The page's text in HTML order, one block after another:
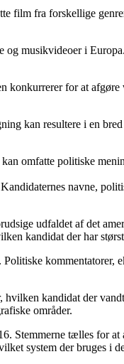
film fra forskellige
og musikvideoer i
for at
kan resultere i en
omfatte politiske
navne,
udfaldet af det
kandidat der har
kommentatorer,
kandidat der
områder.
Stemmerne tælles for
system der bruges i